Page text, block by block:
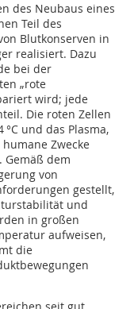
des Neubaus eines
Teil des
Blutkonserven in
realisiert. Dazu
bei der
„rote
wird; jede
Die roten Zellen
und das Plasma,
Zwecke
Gemäß dem
von
gestellt,
und
in großen
aufweisen,
die